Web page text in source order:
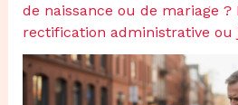
de naissance ou de mariage
rectification administrative ou